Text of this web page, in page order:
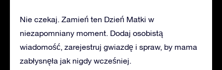
Nie czekaj. Zamień ten Dzień Matki w
niezapomniany moment. Dodaj osobistą
wiadomość, zarejestruj gwiazdę i spraw, by mama
zabłysnęła jak nigdy wcześniej.